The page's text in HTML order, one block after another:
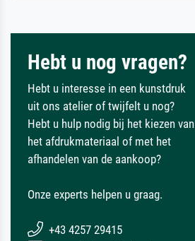
Hebt u nog vragen?
Hebt u interesse in een kunstdruk
uit ons atelier of twijfelt u nog?
Hebt u hulp nodig bij het kiezen van
het afdrukmateriaal of met het
afhandelen van de aankoop?
Onze experts helpen u graag.
+43 4257 29415